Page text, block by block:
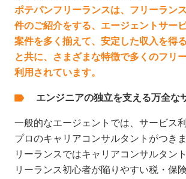
ポテパンフリーランスは、フリーラン
件のご紹介をする、エージェントサー
案件を多く揃えて、安定した収入を得
と共に、さまざまな特徴で多くのフリ
利用されています。
エンジニアの独立を支える万全な
一般的なエージェントでは、サービス
プロのキャリアコンサルタントがつき
リーランスではキャリアコンサルタン
リーランス初心者が陥りやすい税・保